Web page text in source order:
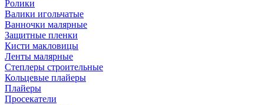
Ролики
Валики игольчатые
Ванночки малярные
Защитные пленки
Кисти макловицы
Ленты малярные
Степлеры строительные
Кольцевые плайеры
Плайеры
Просекатели